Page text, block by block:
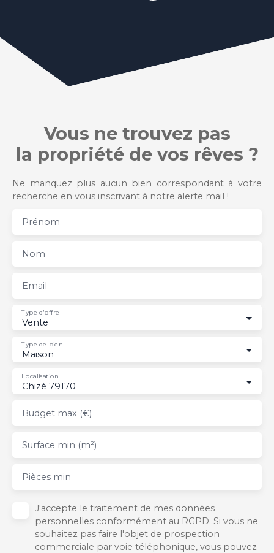
Vous ne trouvez pas
la propriété de vos rêves ?
Ne manquez plus aucun bien correspondant à votre
recherche en vous inscrivant à notre alerte mail !
Prénom
Nom
Email
Vente
Type d'offre
Maison
Type de bien
Chizé 79170
Localisation
Budget max (€)
Surface min (m²)
Pièces min
J'accepte le traitement de mes données
personnelles conformément au RGPD. Si vous ne
souhaitez pas faire l'objet de prospection
commerciale par voie téléphonique, vous pouvez